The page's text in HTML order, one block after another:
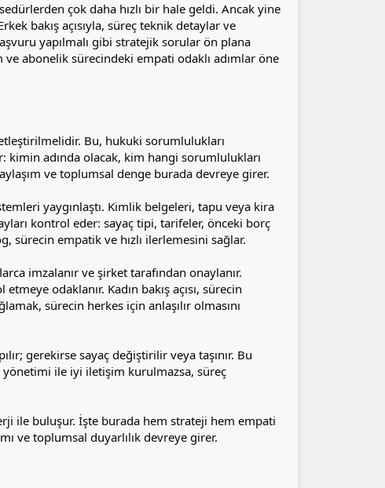
çok daha hızlı bir hale geldi. Ancak yine
bakış açısıyla, süreç teknik detaylar ve
yapılmalı gibi stratejik sorular ön plana
ve abonelik sürecindeki empati odaklı adımlar öne
Bu, hukuki sorumlulukları
kimin adında olacak, kim hangi sorumlulukları
ve toplumsal denge burada devreye girer.
yaygınlaştı. Kimlik belgeleri, tapu veya kira
kontrol eder: sayaç tipi, tarifeler, önceki borç
sürecin empatik ve hızlı ilerlemesini sağlar.
imzalanır ve şirket tarafından onaylanır.
odaklanır. Kadın bakış açısı, sürecin
sürecin herkes için anlaşılır olmasını
gerekirse sayaç değiştirilir veya taşınır. Bu
ile iyi iletişim kurulmazsa, süreç
ile buluşur. İşte burada hem strateji hem empati
ve toplumsal duyarlılık devreye girer.